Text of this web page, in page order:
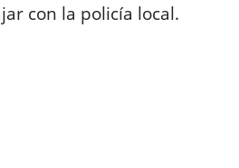
con la policía local.